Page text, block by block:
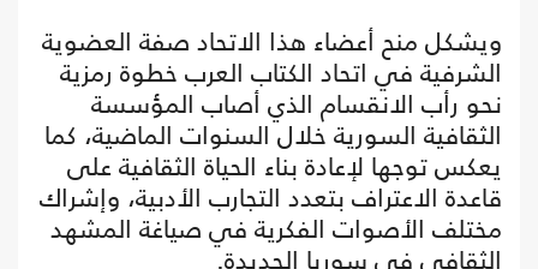
ويشكل منح أعضاء هذا الاتحاد صفة العضوية
الشرفية في اتحاد الكتاب العرب خطوة رمزية
نحو رأب الانقسام الذي أصاب المؤسسة
الثقافية السورية خلال السنوات الماضية، كما
يعكس توجها لإعادة بناء الحياة الثقافية على
قاعدة الاعتراف بتعدد التجارب الأدبية، وإشراك
مختلف الأصوات الفكرية في صياغة المشهد
الثقافي في سوريا الجديدة.